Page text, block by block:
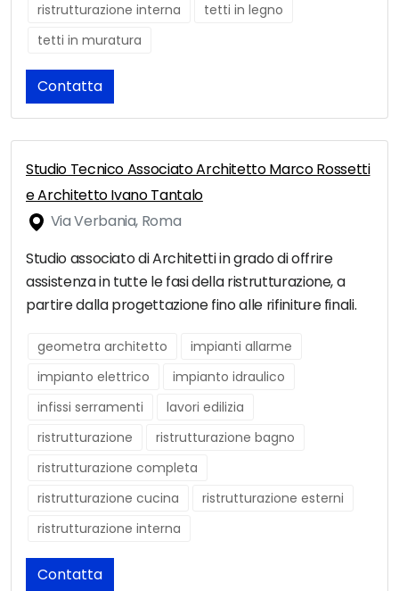
ristrutturazione interna
tetti in legno
tetti in muratura
Contatta
Studio Tecnico Associato Architetto Marco Rossetti
e Architetto Ivano Tantalo
Via Verbania, Roma
Studio associato di Architetti in grado di offrire
assistenza in tutte le fasi della ristrutturazione, a
partire dalla progettazione fino alle rifiniture finali.
geometra architetto
impianti allarme
impianto elettrico
impianto idraulico
infissi serramenti
lavori edilizia
ristrutturazione
ristrutturazione bagno
ristrutturazione completa
ristrutturazione cucina
ristrutturazione esterni
ristrutturazione interna
Contatta